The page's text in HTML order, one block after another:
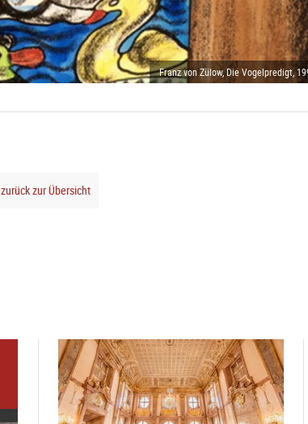
Franz von Zülow, Die Vogelpredigt,
zurück zur Übersicht